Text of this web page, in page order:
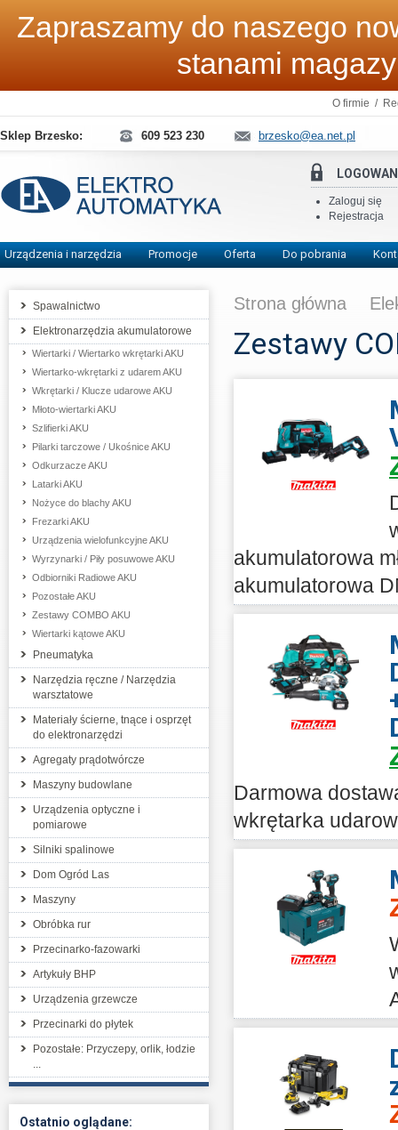
Zapraszamy do naszego
stanami
O firmie /
Sklep Brzesko: 609 523 230 brzesko@ea.net.pl
Zaloguj się
Rejestracja
Urządzenia i narzędzia Promocje Oferta Do pobrania
Spawalnictwo
Elektronarzędzia akumulatorowe
Wiertarki / Wiertarko wkrętarki AKU
Wiertarko-wkrętarki z udarem AKU
Wkrętarki / Klucze udarowe AKU
Młoto-wiertarki AKU
Szlifierki AKU
Pilarki tarczowe / Ukośnice AKU
Odkurzacze AKU
Latarki AKU
Nożyce do blachy AKU
Frezarki AKU
Urządzenia wielofunkcyjne AKU
Wyrzynarki / Piły posuwowe AKU
Odbiorniki Radiowe AKU
Pozostałe AKU
Zestawy COMBO AKU
Wiertarki kątowe AKU
Pneumatyka
Narzędzia ręczne / Narzędzia
warsztatowe
Materiały ścierne, tnące i osprzęt
do elektronarzędzi
Agregaty prądotwórcze
Maszyny budowlane
Urządzenia optyczne i
pomiarowe
Silniki spalinowe
Dom Ogród Las
Maszyny
Obróbka rur
Przecinarko-fazowarki
Artykuły BHP
Urządzenia grzewcze
Przecinarki do płytek
Pozostałe: Przyczepy, orlik, łodzie
...
Ostatnio oglądane:
Strona główna
Zestawy
akumulatorowa
akumulatorowa
Darmowa
wkrętarka